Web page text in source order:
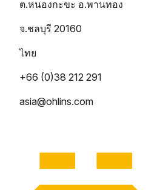
ต.หนองกะขะ อ.พานทอง
จ.ชลบุรี 20160
ไทย
+66 (0)38 212 291
asia@ohlins.com